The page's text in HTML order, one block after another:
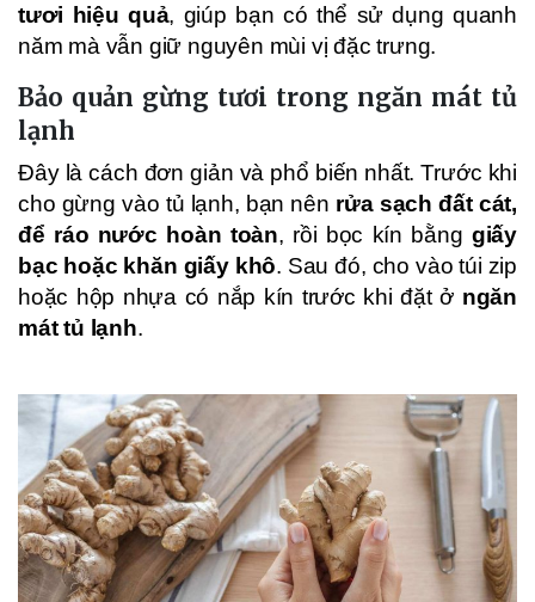
tươi hiệu quả, giúp bạn có thể sử dụng quanh
năm mà vẫn giữ nguyên mùi vị đặc trưng.
Bảo quản gừng tươi trong ngăn mát tủ
lạnh
Đây là cách đơn giản và phổ biến nhất. Trước khi
cho gừng vào tủ lạnh, bạn nên rửa sạch đất cát,
để ráo nước hoàn toàn, rồi bọc kín bằng giấy
bạc hoặc khăn giấy khô. Sau đó, cho vào túi zip
hoặc hộp nhựa có nắp kín trước khi đặt ở ngăn
mát tủ lạnh.